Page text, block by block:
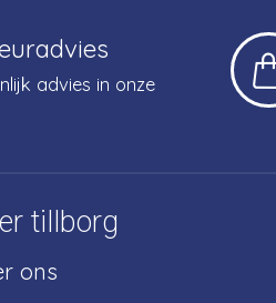
advies in onze
tillborg
ons